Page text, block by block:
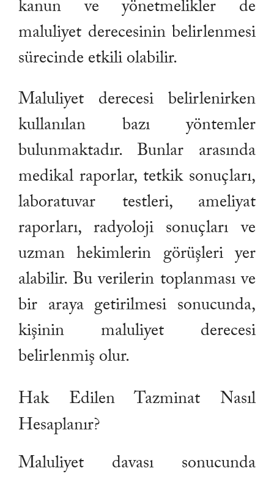
kanun ve yönetmelikler de
maluliyet derecesinin belirlenmesi
sürecinde etkili olabilir.
Maluliyet derecesi belirlenirken
kullanılan bazı yöntemler
bulunmaktadır. Bunlar arasında
medikal raporlar, tetkik sonuçları,
laboratuvar testleri, ameliyat
raporları, radyoloji sonuçları ve
uzman hekimlerin görüşleri yer
alabilir. Bu verilerin toplanması ve
bir araya getirilmesi sonucunda,
kişinin maluliyet derecesi
belirlenmiş olur.
Hak Edilen Tazminat Nasıl
Hesaplanır?
Maluliyet davası sonucunda